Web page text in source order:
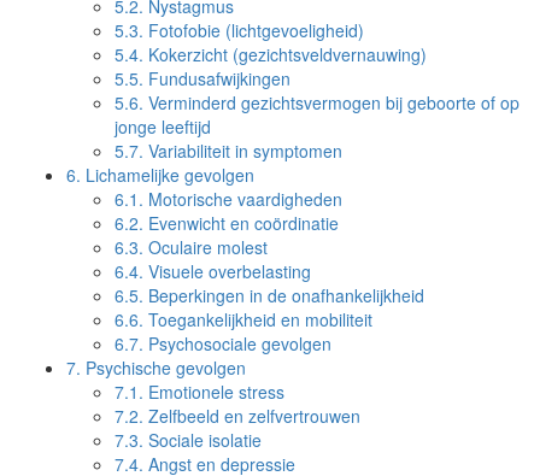
5.2. Nystagmus
5.3. Fotofobie (lichtgevoeligheid)
5.4. Kokerzicht (gezichtsveldvernauwing)
5.5. Fundusafwijkingen
5.6. Verminderd gezichtsvermogen bij geboorte of op
jonge leeftijd
5.7. Variabiliteit in symptomen
6. Lichamelijke gevolgen
6.1. Motorische vaardigheden
6.2. Evenwicht en coördinatie
6.3. Oculaire molest
6.4. Visuele overbelasting
6.5. Beperkingen in de onafhankelijkheid
6.6. Toegankelijkheid en mobiliteit
6.7. Psychosociale gevolgen
7. Psychische gevolgen
7.1. Emotionele stress
7.2. Zelfbeeld en zelfvertrouwen
7.3. Sociale isolatie
7.4. Angst en depressie